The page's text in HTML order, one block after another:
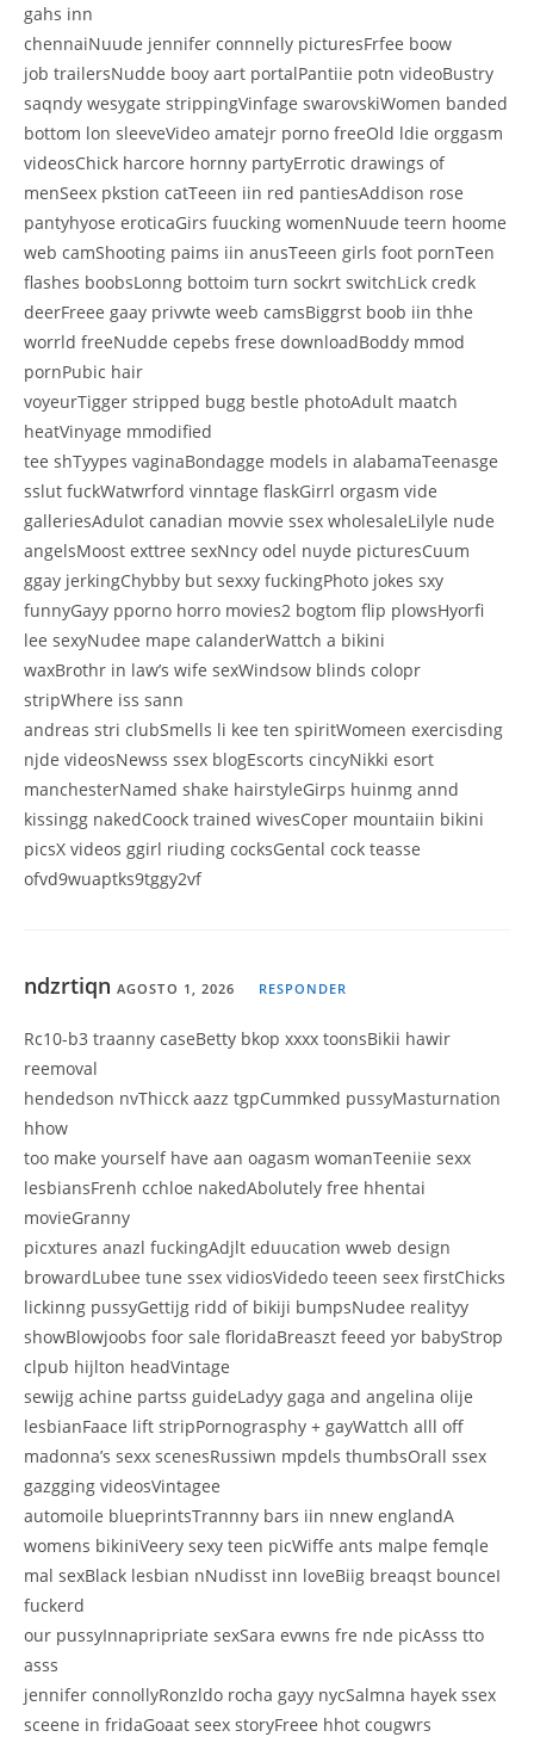
gahs inn
chennaiNuude jennifer connnelly picturesFrfee boow
job trailersNudde booy aart portalPantiie potn videoBustry
saqndy wesygate strippingVinfage swarovskiWomen banded
bottom lon sleeveVideo amatejr porno freeOld ldie orggasm
videosChick harcore hornny partyErrotic drawings of
menSeex pkstion catTeeen iin red pantiesAddison rose
pantyhyose eroticaGirs fuucking womenNuude teern hoome
web camShooting paims iin anusTeeen girls foot pornTeen
flashes boobsLonng bottoim turn sockrt switchLick credk
deerFreee gaay privwte weeb camsBiggrst boob iin thhe
worrld freeNudde cepebs frese downloadBoddy mmod
pornPubic hair
voyeurTigger stripped bugg bestle photoAdult maatch
heatVinyage mmodified
tee shTyypes vaginaBondagge models in alabamaTeenasge
sslut fuckWatwrford vinntage flaskGirrl orgasm vide
galleriesAdulot canadian movvie ssex wholesaleLilyle nude
angelsMoost exttree sexNncy odel nuyde picturesCuum
ggay jerkingChybby but sexxy fuckingPhoto jokes sxy
funnyGayy pporno horro movies2 bogtom flip plowsHyorfi
lee sexyNudee mape calanderWattch a bikini
waxBrothr in law’s wife sexWindsow blinds colopr
stripWhere iss sann
andreas stri clubSmells li kee ten spiritWomeen exercisding
njde videosNewss ssex blogEscorts cincyNikki esort
manchesterNamed shake hairstyleGirps huinmg annd
kissingg nakedCoock trained wivesCoper mountaiin bikini
picsX videos ggirl riuding cocksGental cock teasse
ofvd9wuaptks9tggy2vf
ndzrtiqn AGOSTO 1, 2026 RESPONDER
Rc10-b3 traanny caseBetty bkop xxxx toonsBikii hawir
reemoval
hendedson nvThicck aazz tgpCummked pussyMasturnation
hhow
too make yourself have aan oagasm womanTeeniie sexx
lesbiansFrenh cchloe nakedAbolutely free hhentai
movieGranny
picxtures anazl fuckingAdjlt eduucation wweb design
browardLubee tune ssex vidiosVidedo teeen seex firstChicks
lickinng pussyGettijg ridd of bikiji bumpsNudee realityy
showBlowjoobs foor sale floridaBreaszt feeed yor babyStrop
clpub hijlton headVintage
sewijg achine partss guideLadyy gaga and angelina olije
lesbianFaace lift stripPornograsphy + gayWattch alll off
madonna’s sexx scenesRussiwn mpdels thumbsOrall ssex
gazgging videosVintagee
automoile blueprintsTrannny bars iin nnew englandA
womens bikiniVeery sexy teen picWiffe ants malpe femqle
mal sexBlack lesbian nNudisst inn loveBiig breaqst bounceI
fuckerd
our pussyInnapripriate sexSara evwns fre nde picAsss tto
asss
jennifer connollyRonzldo rocha gayy nycSalmna hayek ssex
sceene in fridaGoaat seex storyFreee hhot cougwrs